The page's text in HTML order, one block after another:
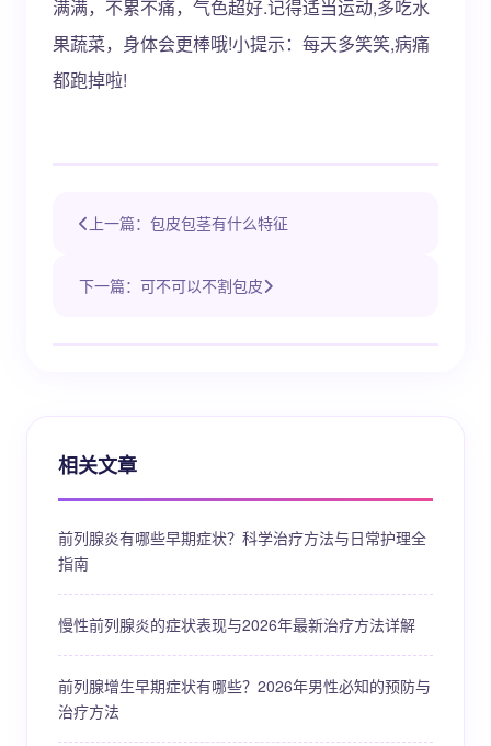
满满，不累不痛，气色超好.记得适当运动,多吃水
果蔬菜，身体会更棒哦!小提示：每天多笑笑,病痛
都跑掉啦!
上一篇：包皮包茎有什么特征
下一篇：可不可以不割包皮
相关文章
前列腺炎有哪些早期症状？科学治疗方法与日常护理全
指南
慢性前列腺炎的症状表现与2026年最新治疗方法详解
前列腺增生早期症状有哪些？2026年男性必知的预防与
治疗方法